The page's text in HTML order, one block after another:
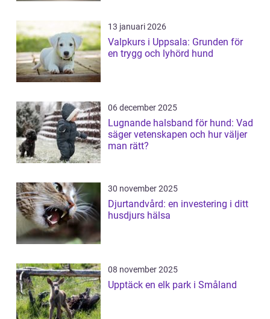
13 januari 2026
Valpkurs i Uppsala: Grunden för
en trygg och lyhörd hund
06 december 2025
Lugnande halsband för hund: Vad
säger vetenskapen och hur väljer
man rätt?
30 november 2025
Djurtandvård: en investering i ditt
husdjurs hälsa
08 november 2025
Upptäck en elk park i Småland